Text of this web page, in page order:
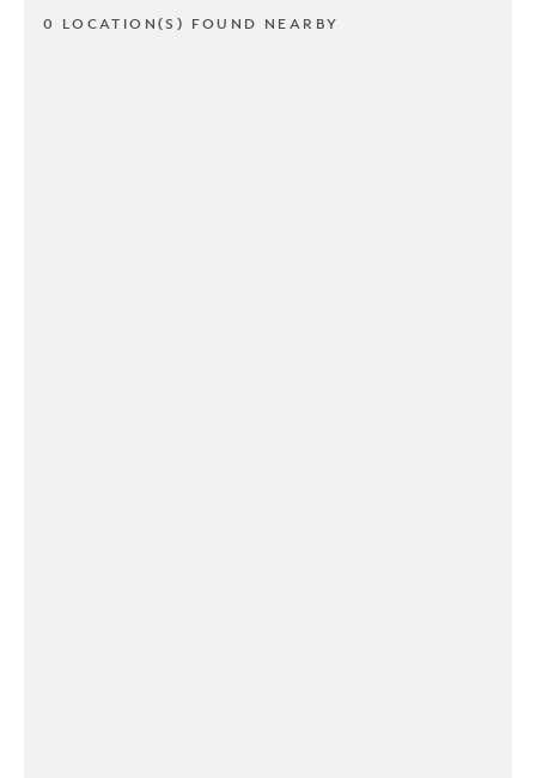
0 LOCATION(S) FOUND NEARBY